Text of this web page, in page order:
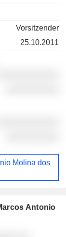
Vorsitzender
25.10.2011
Molina dos
Antonio